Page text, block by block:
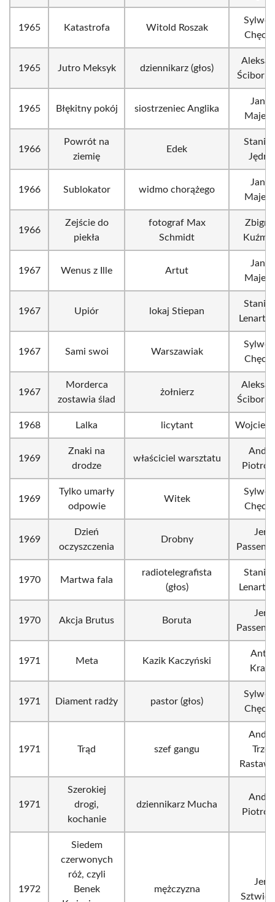
1965 Katastrofa Witold Roszak
1965 Jutro Meksyk dziennikarz (głos)
Ścibor-
1965 Błękitny pokój siostrzeniec Anglika
1966
Powrót na
ziemię
Edek
1966 Sublokator widmo chorążego
1966
Zejście do
piekła
fotograf Max
Schmidt
1967 Wenus z Ille Artut
1967 Upiór lokaj Stiepan
1967 Sami swoi Warszawiak
1967
Morderca
zostawia ślad
żołnierz
Ścibor-
1968 Lalka licytant
1969
Znaki na
drodze
właściciel warsztatu
1969
Tylko umarły
odpowie
Witek
1969
Dzień
oczyszczenia
Drobny
1970 Martwa fala
radiotelegrafista
(głos)
1970 Akcja Brutus Boruta
1971 Meta Kazik Kaczyński
1971 Diament radży pastor (głos)
1971 Trąd szef gangu
1971
Szerokiej
drogi,
kochanie
dziennikarz Mucha
1972
Siedem
czerwonych
róż, czyli
Benek
mężczyzna